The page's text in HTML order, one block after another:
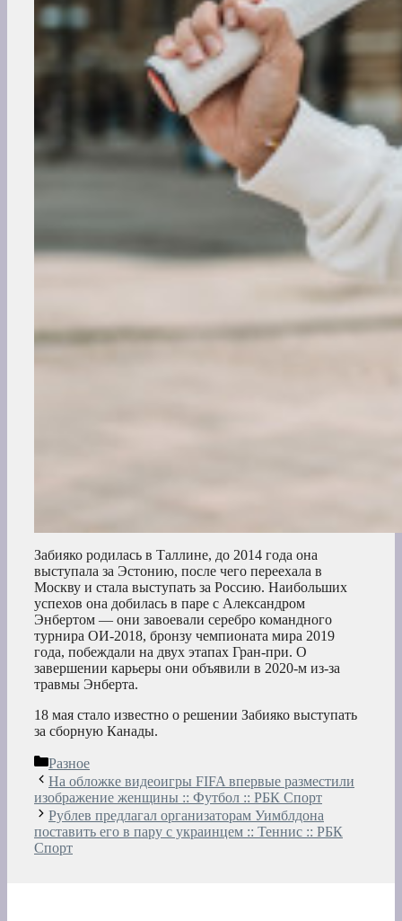
Забияко родилась в Таллине, до 2014 года она
выступала за Эстонию, после чего переехала в
Москву и стала выступать за Россию. Наибольших
успехов она добилась в паре с Александром
Энбертом — они завоевали серебро командного
турнира ОИ-2018, бронзу чемпионата мира 2019
года, побеждали на двух этапах Гран-при. О
завершении карьеры они объявили в 2020-м из-за
травмы Энберта.
18 мая стало известно о решении Забияко выступать
за сборную Канады.
Рубрики
Разное
На обложке видеоигры FIFA впервые разместили
изображение женщины :: Футбол :: РБК Спорт
Рублев предлагал организаторам Уимблдона
поставить его в пару с украинцем :: Теннис :: РБК
Спорт